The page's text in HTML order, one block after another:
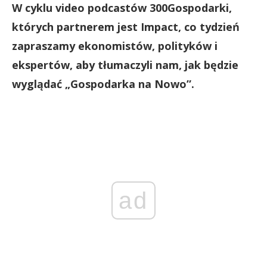
W cyklu video podcastów 300Gospodarki,
których partnerem jest Impact, co tydzień
zapraszamy ekonomistów, polityków i
ekspertów, aby tłumaczyli nam, jak będzie
wyglądać „Gospodarka na Nowo”.
ad